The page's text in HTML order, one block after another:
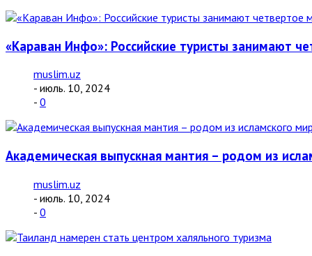
«Караван Инфо»: Российские туристы занимают
muslim.uz
- июль. 10, 2024
- 0
Академическая выпускная мантия – родом из
muslim.uz
- июль. 10, 2024
- 0